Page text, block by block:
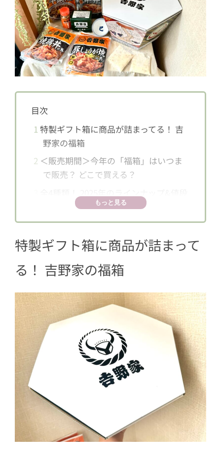
目次
1 特製ギフト箱に商品が詰まってる！ 吉
野家の福箱
2 ＜販売期間＞今年の「福箱」はいつま
で販売？ どこで買える？
＜レア品＞どんぶり柄の「超小盛
丼」は手のひらサイズ
4約6000円「竹セット（冷凍）」の中身
を紹介するよ
4.1いつもの味をおうちでも！ 電子レ
の具シリーズ
4.2「冷凍牛丼の具120ｇ」
4.3
「冷凍豚丼の具120ｇ」
「冷凍牛焼肉丼の具120ｇ」
「冷凍豚しょうが焼120ｇ」
「冷凍焼鶏丼の具120ｇ」
4.7「冷凍牛鍋丼の具120ｇ」
「味付とろろ80g(40g×2食)」
4.9「唐辛子」
もっと見る
特製ギフト箱に商品が詰まって
る！ 吉野家の福箱